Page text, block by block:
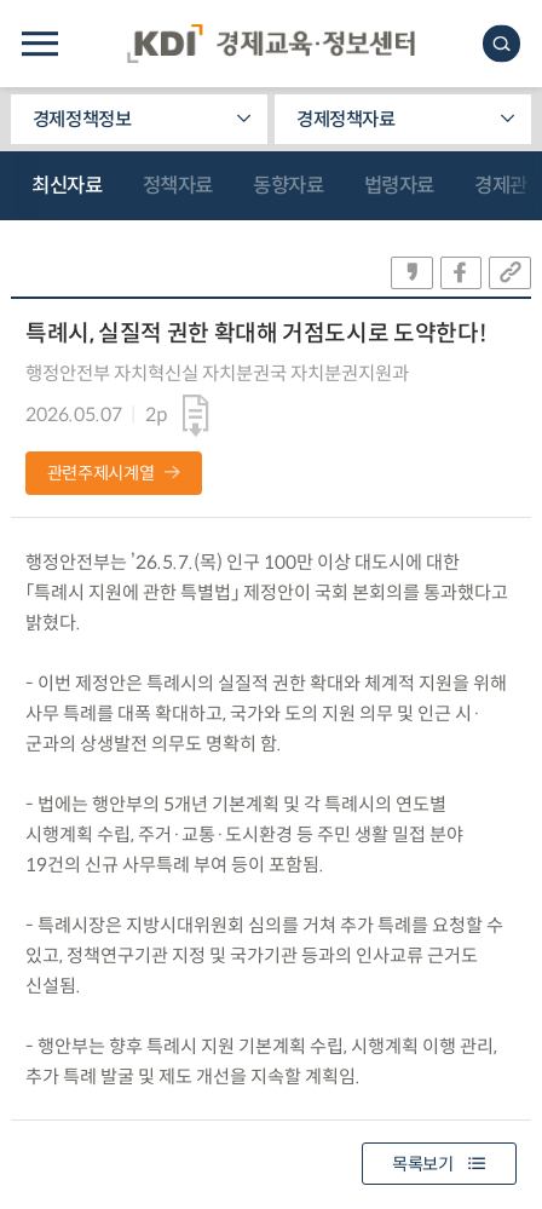
경제정책정보 경제정책자료
최신자료 정책자료 동향자료 법령자료 경제관
특례시, 실질적 권한 확대해 거점도시로 도약한다!
행정안전부 자치혁신실 자치분권국 자치분권지원과
2026.05.07
2p
관련주제시계열
행정안전부는 ’26.5.7.(목) 인구 100만 이상 대도시에 대한
「특례시 지원에 관한 특별법」 제정안이 국회 본회의를 통과했다고
밝혔다.
- 이번 제정안은 특례시의 실질적 권한 확대와 체계적 지원을 위해
사무 특례를 대폭 확대하고, 국가와 도의 지원 의무 및 인근 시·
군과의 상생발전 의무도 명확히 함.
- 법에는 행안부의 5개년 기본계획 및 각 특례시의 연도별
시행계획 수립, 주거·교통·도시환경 등 주민 생활 밀접 분야
19건의 신규 사무특례 부여 등이 포함됨.
- 특례시장은 지방시대위원회 심의를 거쳐 추가 특례를 요청할 수
있고, 정책연구기관 지정 및 국가기관 등과의 인사교류 근거도
신설됨.
- 행안부는 향후 특례시 지원 기본계획 수립, 시행계획 이행 관리,
추가 특례 발굴 및 제도 개선을 지속할 계획임.
목록보기